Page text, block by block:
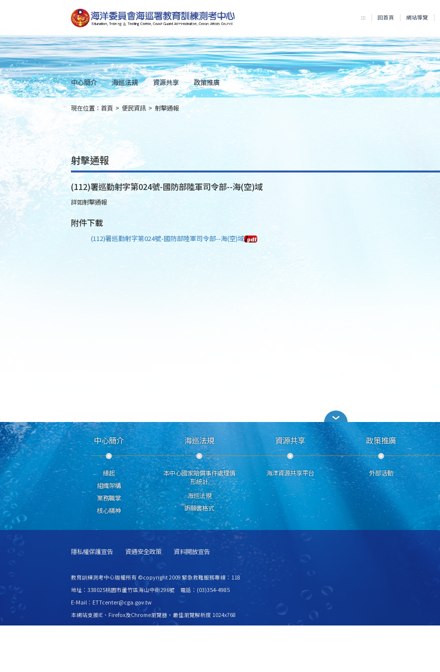
到
主
要
內
容
Skip
to
main
content
::: 回首頁 網站導覽
中心簡介 海巡法規 資源共享 政策推廣
::: 現在位置： 首頁 > 便民資訊 > 射擊通報
射擊通報
(112)署巡勤射字第024號-國防部陸軍司令部--海(空)域
詳如射擊通報
附件下載
(112)署巡勤射字第024號-國防部陸軍司令部--海(空)域
中心簡介
緣起
組織架構
業務職掌
核心精神
海巡法規
本中心國家賠償事件處理情
形統計
海巡法規
訴願書格式
資源共享
海洋資源共享平台
政策推廣
外部活動
隱私權保護宣告 資通安全政策 資料開放宣告
教育訓練測考中心版權所有 ©copyright 2009 緊急救難服務專線：118
地址：338025桃園市蘆竹區海山中街296號 電話：(03)354-4985
E-Mail：ETTcenter@cga.gov.tw
本網站支援IE、Firefox及Chrome瀏覽器，最佳瀏覽解析度 1024x768
更新日期115年08月06日 瀏覽人次2527152